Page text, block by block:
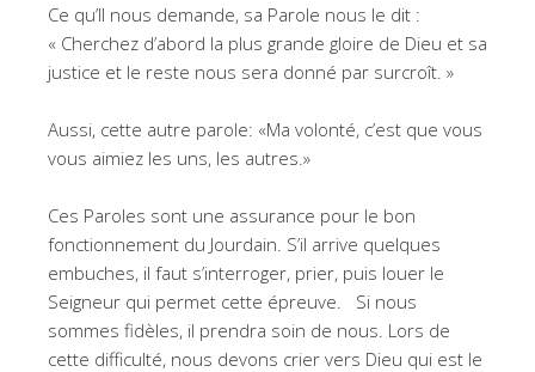
Ce qu’Il nous demande, sa Parole nous le dit :
« Cherchez d’abord la plus grande gloire de Dieu et sa
justice et le reste nous sera donné par surcroît. »
Aussi, cette autre parole: «Ma volonté, c’est que vous
vous aimiez les uns, les autres.»
Ces Paroles sont une assurance pour le bon
fonctionnement du Jourdain. S’il arrive quelques
embuches, il faut s’interroger, prier, puis louer le
Seigneur qui permet cette épreuve. Si nous
sommes fidèles, il prendra soin de nous. Lors de
cette difficulté, nous devons crier vers Dieu qui est le